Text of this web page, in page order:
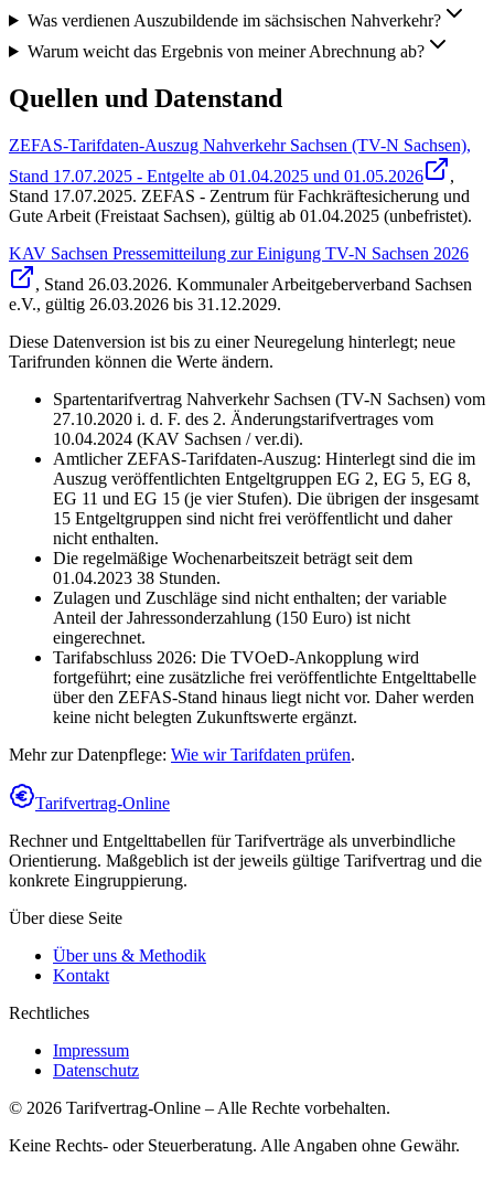
Was verdienen Auszubildende im sächsischen Nahverkehr?
Warum weicht das Ergebnis von meiner Abrechnung ab?
Quellen und Datenstand
ZEFAS-Tarifdaten-Auszug Nahverkehr Sachsen (TV-N Sachsen),
Stand 17.07.2025 - Entgelte ab 01.04.2025 und 01.05.2026
,
Stand 17.07.2025. ZEFAS - Zentrum für Fachkräftesicherung und
Gute Arbeit (Freistaat Sachsen), gültig ab 01.04.2025 (unbefristet).
KAV Sachsen Pressemitteilung zur Einigung TV-N Sachsen 2026
, Stand 26.03.2026. Kommunaler Arbeitgeberverband Sachsen
e.V., gültig 26.03.2026 bis 31.12.2029.
Diese Datenversion ist bis zu einer Neuregelung hinterlegt; neue
Tarifrunden können die Werte ändern.
Spartentarifvertrag Nahverkehr Sachsen (TV-N Sachsen) vom
27.10.2020 i. d. F. des 2. Änderungstarifvertrages vom
10.04.2024 (KAV Sachsen / ver.di).
Amtlicher ZEFAS-Tarifdaten-Auszug: Hinterlegt sind die im
Auszug veröffentlichten Entgeltgruppen EG 2, EG 5, EG 8,
EG 11 und EG 15 (je vier Stufen). Die übrigen der insgesamt
15 Entgeltgruppen sind nicht frei veröffentlicht und daher
nicht enthalten.
Die regelmäßige Wochenarbeitszeit beträgt seit dem
01.04.2023 38 Stunden.
Zulagen und Zuschläge sind nicht enthalten; der variable
Anteil der Jahressonderzahlung (150 Euro) ist nicht
eingerechnet.
Tarifabschluss 2026: Die TVOeD-Ankopplung wird
fortgeführt; eine zusätzliche frei veröffentlichte Entgelttabelle
über den ZEFAS-Stand hinaus liegt nicht vor. Daher werden
keine nicht belegten Zukunftswerte ergänzt.
Mehr zur Datenpflege: Wie wir Tarifdaten prüfen.
Tarifvertrag-Online
Rechner und Entgelttabellen für Tarifverträge als unverbindliche
Orientierung. Maßgeblich ist der jeweils gültige Tarifvertrag und die
konkrete Eingruppierung.
Über diese Seite
Über uns & Methodik
Kontakt
Rechtliches
Impressum
Datenschutz
© 2026 Tarifvertrag-Online – Alle Rechte vorbehalten.
Keine Rechts- oder Steuerberatung. Alle Angaben ohne Gewähr.